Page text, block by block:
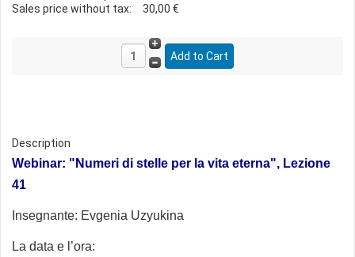
Sales price without tax:
30,00 €
Description
Webinar: "Numeri di stelle per la vita eterna", Lezione
41
Insegnante: Evgenia Uzyukina
La data e l’ora: